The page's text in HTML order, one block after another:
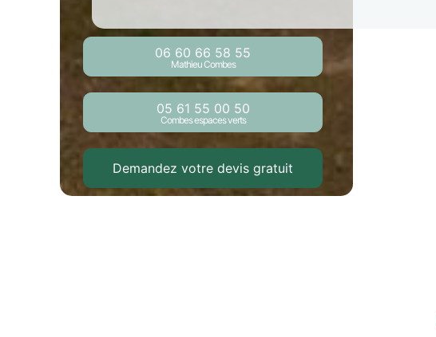
06 60 66 58 55
Mathieu Combes
05 61 55 00 50
Combes espaces verts
Demandez votre devis gratuit